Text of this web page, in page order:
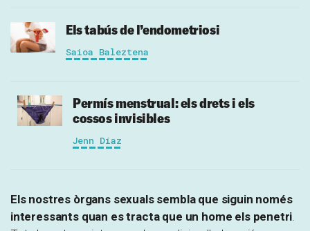
Els tabús de l’endometriosi
Saioa Baleztena
Permís menstrual: els drets i els
cossos invisibles
Jenn Díaz
Els nostres òrgans sexuals sembla que siguin només
interessants quan es tracta que un home els penetri